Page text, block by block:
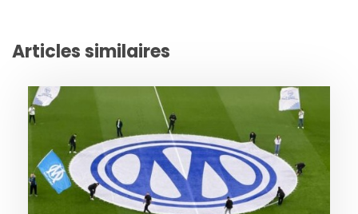
Articles similaires